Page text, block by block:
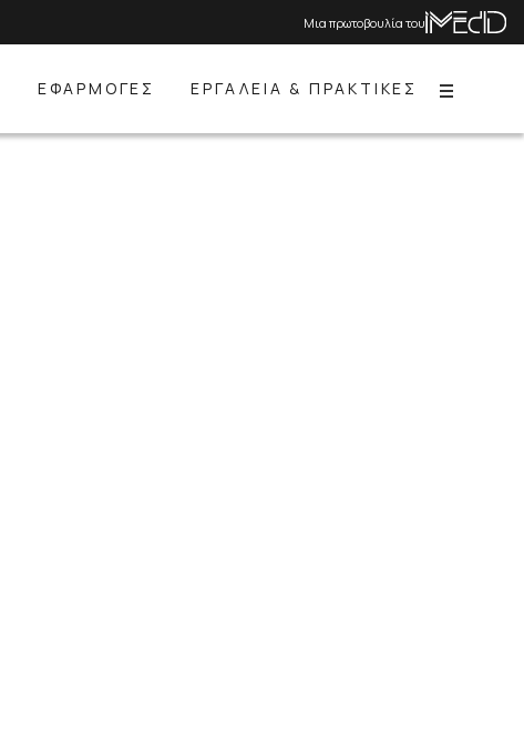
Μια πρωτοβουλία του
ΕΦΑΡΜΟΓΕΣ ΕΡΓΑΛΕΙΑ & ΠΡΑΚΤΙΚΕΣ Menu